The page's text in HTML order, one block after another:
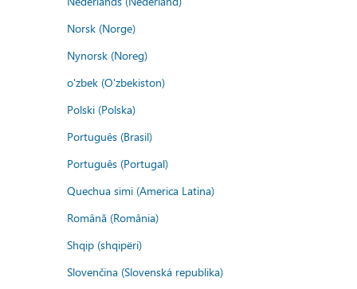
Norsk (Norge)
Nynorsk (Noreg)
o'zbek (O'zbekiston)
Polski (Polska)
Português (Brasil)
Português (Portugal)
Quechua simi (America Latina)
Română (România)
Shqip (shqipëri)
Slovenčina (Slovenská republika)